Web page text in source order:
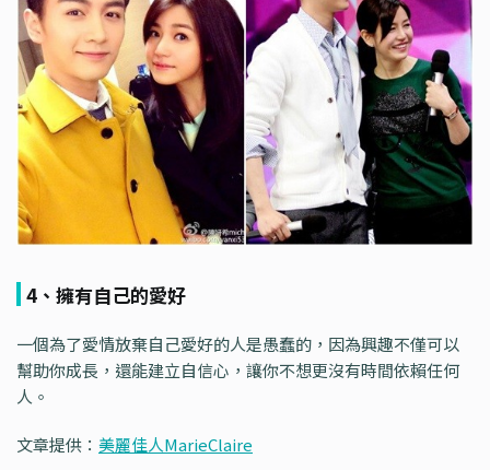
4、擁有自己的愛好
一個為了愛情放棄自己愛好的人是愚蠢的，因為興趣不僅可以
幫助你成長，還能建立自信心，讓你不想更沒有時間依賴任何
人。
文章提供： 美麗佳人MarieClaire